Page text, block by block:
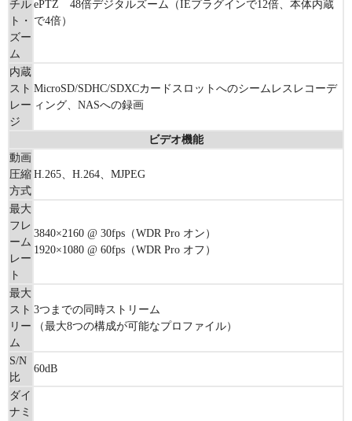
チル
ト・
ズー
ム
ePTZ 48倍デジタルズーム（IEプラグインで12倍、本体内蔵
で4倍）
内蔵
スト
レー
ジ
MicroSD/SDHC/SDXCカードスロットへのシームレスレコーデ
ィング、NASへの録画
ビデオ機能
動画
圧縮
方式
H.265、H.264、MJPEG
最大
フレ
ーム
レー
ト
3840×2160 @ 30fps（WDR Pro オン）
1920×1080 @ 60fps（WDR Pro オフ）
最大
スト
リー
ム
3つまでの同時ストリーム
（最大8つの構成が可能なプロファイル）
S/N
比
60dB
ダイ
ナミ